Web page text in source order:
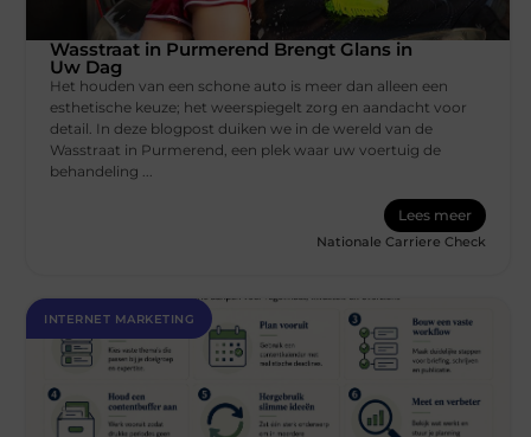
Wasstraat in Purmerend Brengt Glans in
Uw Dag
Het houden van een schone auto is meer dan alleen een
esthetische keuze; het weerspiegelt zorg en aandacht voor
detail. In deze blogpost duiken we in de wereld van de
Wasstraat in Purmerend, een plek waar uw voertuig de
behandeling ...
Lees meer
Nationale Carriere Check
INTERNET MARKETING